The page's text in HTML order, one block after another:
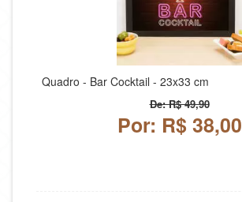
Quadro - Bar Cocktail - 23x33 cm
De: R$ 49,90
Por: R$ 38,00